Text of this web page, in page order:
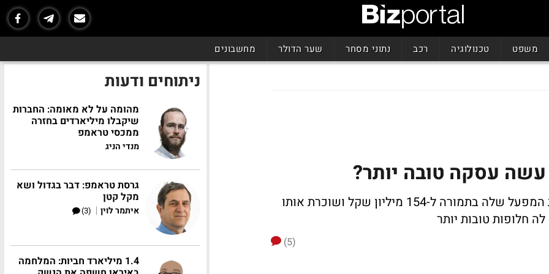
משפט טכנולוגיה רכב נתוני מסחר שער הדולר מחשבונים
עסקה טובה יותר?
לכאורה זו עסקה טובה לזנלכל שמוכרת את המפעל שלה בתמורה ל-154 מיליון שקל ושוכרת אותו
חלופות טובות יותר
(5)
ניתוחים ודעות
מהומה על לא מאומה: החברות
שיקבלו מיליארדים בחזרה
ממכסי טראמפ
מנדי הניג
גרסת טראמפ: דבר בגדול ושא
מקל קטן
איתמר לוין |
(3)
1.4 מיליארד חביות: המלחמה